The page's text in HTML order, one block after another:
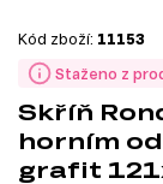
Staženo z
Kód zboží: 11153
Skříň
horním
grafit